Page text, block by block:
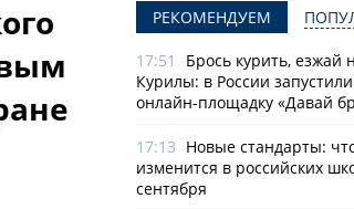
РЕКОМЕНДУЕМ
17:51
Брось курить, езжай
Курилы: в России запустили
онлайн-­площадку «Давай
17:13 Новые стандарты:
изменится в российских
сентября